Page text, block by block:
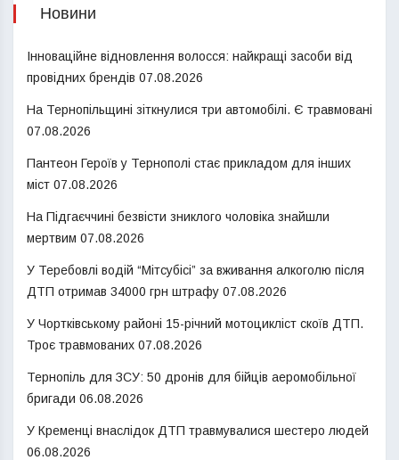
Новини
Інноваційне відновлення волосся: найкращі засоби від
провідних брендів 07.08.2026
На Тернопільщині зіткнулися три автомобілі. Є травмовані
07.08.2026
Пантеон Героїв у Тернополі стає прикладом для інших
міст 07.08.2026
На Підгаєччині безвісти зниклого чоловіка знайшли
мертвим 07.08.2026
У Теребовлі водій “Мітсубісі” за вживання алкоголю після
ДТП отримав 34000 грн штрафу 07.08.2026
У Чортківському районі 15-річний мотоцикліст скоїв ДТП.
Троє травмованих 07.08.2026
Тернопіль для ЗСУ: 50 дронів для бійців аеромобільної
бригади 06.08.2026
У Кременці внаслідок ДТП травмувалися шестеро людей
06.08.2026